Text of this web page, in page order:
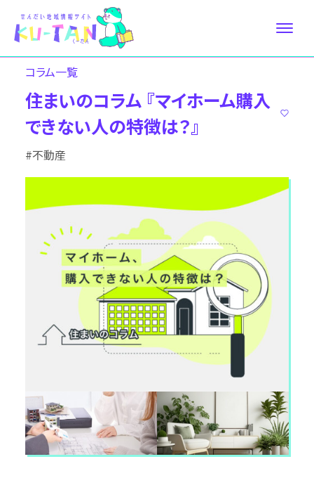
コラム⼀覧
住まいのコラム 『マイホーム購入
できない人の特徴は？』
#不動産